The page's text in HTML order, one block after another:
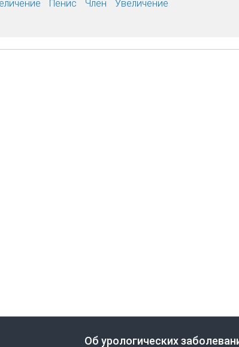
Пенис Член
Увеличение
Об урологических